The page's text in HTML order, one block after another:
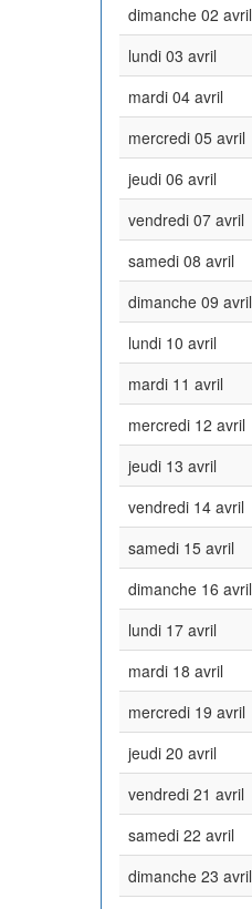
dimanche 02 avril
lundi 03 avril
mardi 04 avril
mercredi 05 avril
jeudi 06 avril
vendredi 07 avril
samedi 08 avril
dimanche 09 avril
lundi 10 avril
mardi 11 avril
mercredi 12 avril
jeudi 13 avril
vendredi 14 avril
samedi 15 avril
dimanche 16 avril
lundi 17 avril
mardi 18 avril
mercredi 19 avril
jeudi 20 avril
vendredi 21 avril
samedi 22 avril
dimanche 23 avril